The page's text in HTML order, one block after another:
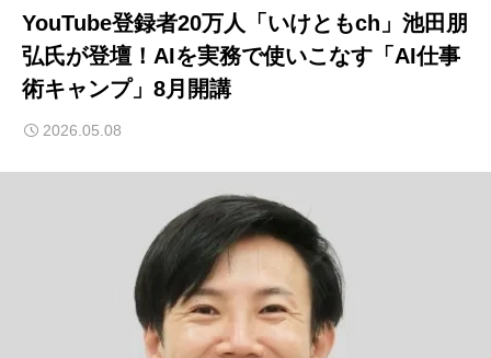
YouTube登録者20万人「いけともch」池田朋
弘氏が登壇！AIを実務で使いこなす「AI仕事
術キャンプ」8月開講
2026.05.08